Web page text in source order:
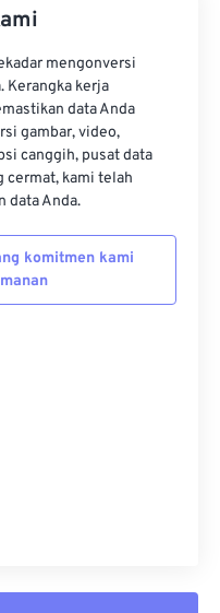
mengonversi
Kerangka kerja
data Anda
gambar, video,
canggih, pusat data
cermat, kami telah
data Anda.
komitmen kami